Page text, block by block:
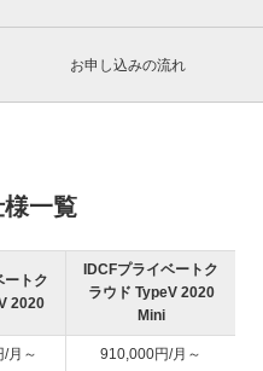
お申し込みの流れ
一覧
ートク
2020
IDCFプライベートク
ラウド TypeV 2020
Mini
月～ 910,000円/月～